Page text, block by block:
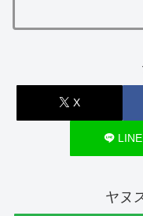
X
LINE
ヤヌ